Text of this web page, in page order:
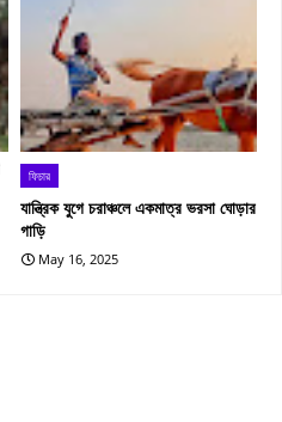
ফিচার
যান্ত্রিক যুগে চরাঞ্চলে একমাত্র ভরসা ঘোড়ার
গাড়ি
May 16, 2025